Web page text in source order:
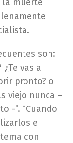
la muerte
son:
vas a
pronto? o
viejo nunca –
-”. “Cuando
e
con